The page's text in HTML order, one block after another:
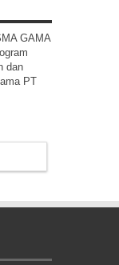
GAMA
dan
PT